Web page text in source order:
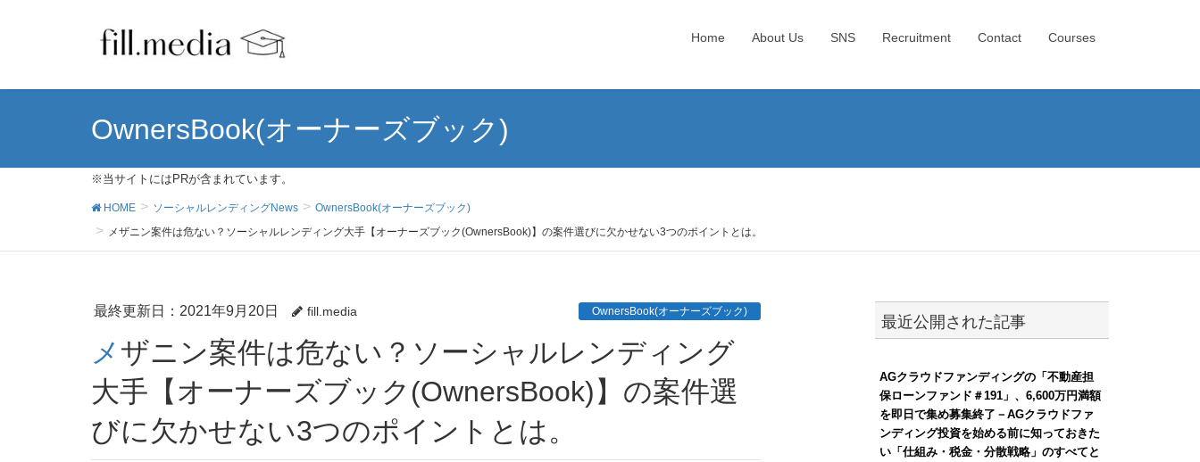
Home About Us SNS Recruitment Contact Courses
OwnersBook(オーナーズブック)
※当サイトにはPRが含まれています。
HOME ソーシャルレンディングNews
OwnersBook(オーナーズブック)
メザニン案件は危ない？ソーシャルレンディング大手【オーナーズブック(OwnersBook)】の案件選びに欠かせない3つのポイントとは。
最終更新日：2021年9月20日 fill.media OwnersBook(オーナーズブック)
メザニン案件は危ない？ソーシャルレンディング
大手【オーナーズブック(OwnersBook)】の案件選
びに欠かせない3つのポイントとは。
最近公開された記事
AGクラウドファンディングの「不動産担
保ローンファンド＃191」、6,600万円満額
を即日で集め募集終了－AGクラウドファ
ンディング投資を始める前に知っておきた
い「仕組み・税金・分散戦略」のすべてと